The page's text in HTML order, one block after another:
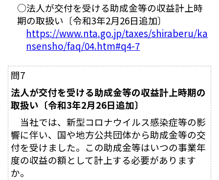
○法人が交付を受ける助成金等の収益計上時
期の取扱い〔令和3年2月26日追加〕
https://www.nta.go.jp/taxes/shiraberu/ka
nsensho/faq/04.htm#q4-7
問7
法人が交付を受ける助成金等の収益計上時期の
取扱い〔令和3年2月26日追加〕
当社では、新型コロナウイルス感染症等の影
響に伴い、国や地方公共団体から助成金等の交
付を受けました。この助成金等はいつの事業年
度の収益の額として計上する必要があります
か。